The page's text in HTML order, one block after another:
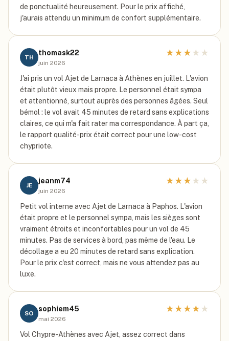
de ponctualité heureusement. Pour le prix affiché,
j'aurais attendu un minimum de confort supplémentaire.
TH
thomask22
juin 2026
★ ★ ★ ★ ★
J'ai pris un vol Ajet de Larnaca à Athènes en juillet. L'avion
était plutôt vieux mais propre. Le personnel était sympa
et attentionné, surtout auprès des personnes âgées. Seul
bémol : le vol avait 45 minutes de retard sans explications
claires, ce qui m'a fait rater ma correspondance. À part ça,
le rapport qualité-prix était correct pour une low-cost
chypriote.
JE
jeanm74
juin 2026
★ ★ ★ ★ ★
Petit vol interne avec Ajet de Larnaca à Paphos. L'avion
était propre et le personnel sympa, mais les sièges sont
vraiment étroits et inconfortables pour un vol de 45
minutes. Pas de services à bord, pas même de l'eau. Le
décollage a eu 20 minutes de retard sans explication.
Pour le prix c'est correct, mais ne vous attendez pas au
luxe.
SO
sophiem45
mai 2026
★ ★ ★ ★ ★
Vol Chypre-Athènes avec Ajet, assez correct dans